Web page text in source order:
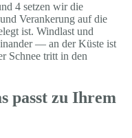
4 setzen wir die
Verankerung auf die
ist. Windlast und
— an der Küste ist
Schnee tritt in den
passt zu Ihrem